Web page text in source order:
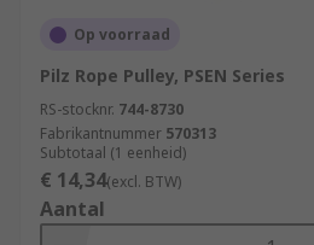
Op voorraad
Pilz Rope Pulley, PSEN Series
RS-stocknr. 744-8730
Fabrikantnummer 570313
Subtotaal (1 eenheid)
€ 14,34(excl. BTW)
Aantal